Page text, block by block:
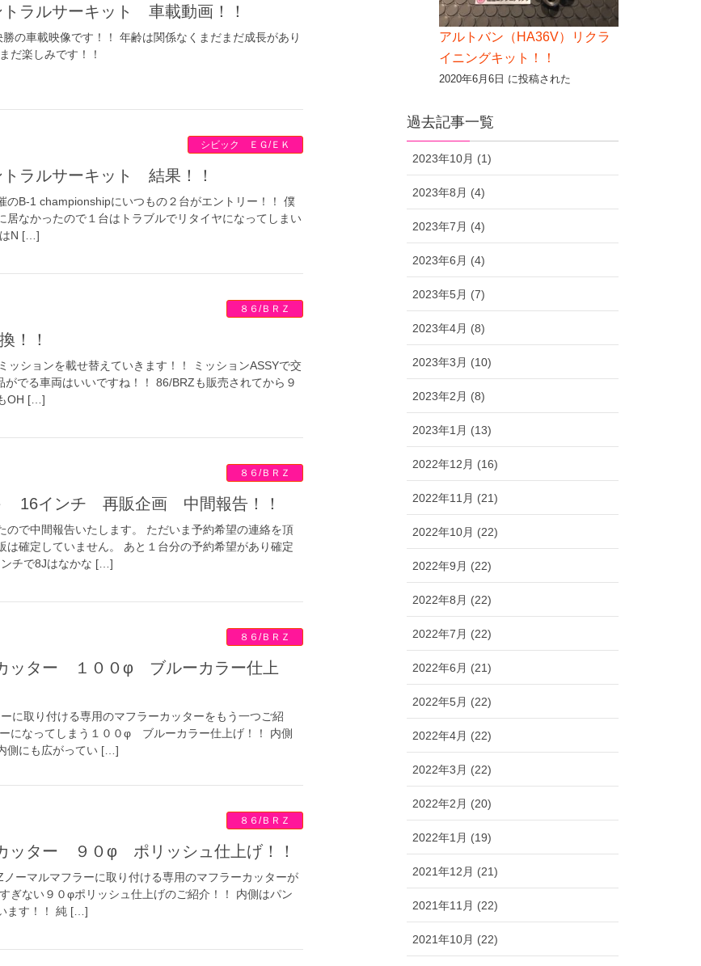
ラルサーキット 車載動画！！
車載映像です！！ 年齢は関係なくまだまだ成長があり
だ楽しみです！！
シビック ＥＧ/ＥＫ
ラルサーキット 結果！！
のB-1 championshipにいつもの２台がエントリー！！ 僕
居なかったので１台はトラブルでリタイヤになってしまい
はN […]
８６/ＢＲＺ
！！
ッションを載せ替えていきます！！ ミッションASSYで交
でる車両はいいですね！！ 86/BRZも販売されてから９
OH […]
８６/ＢＲＺ
16インチ 再販企画 中間報告！！
ので中間報告いたします。 ただいま予約希望の連絡を頂
は確定していません。 あと１台分の予約希望があり確定
チで8Jはなかな […]
８６/ＢＲＺ
に取り付ける専用のマフラーカッターをもう一つご紹
になってしまう１００φ ブルーカラー仕上げ！！ 内側
側にも広がってい […]
８６/ＢＲＺ
ッター ９０φ ポリッシュ仕上げ！！
ーマルマフラーに取り付ける専用のマフラーカッターが
ぎない９０φポリッシュ仕上げのご紹介！！ 内側はパン
ます！！ 純 […]
アルトバン（HA36V）リクラ
イニングキット！！
2020年6月6日 に投稿された
過去記事一覧
2023年10月 (1)
2023年8月 (4)
2023年7月 (4)
2023年6月 (4)
2023年5月 (7)
2023年4月 (8)
2023年3月 (10)
2023年2月 (8)
2023年1月 (13)
2022年12月 (16)
2022年11月 (21)
2022年10月 (22)
2022年9月 (22)
2022年8月 (22)
2022年7月 (22)
2022年6月 (21)
2022年5月 (22)
2022年4月 (22)
2022年3月 (22)
2022年2月 (20)
2022年1月 (19)
2021年12月 (21)
2021年11月 (22)
2021年10月 (22)